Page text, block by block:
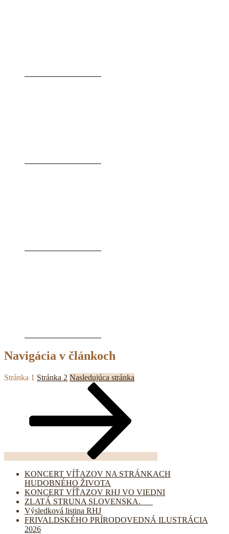
Navigácia v článkoch
Stránka 1 Stránka 2 Nasledujúca stránka
KONCERT VÍŤAZOV NA STRÁNKACH
HUDOBNÉHO ŽIVOTA
KONCERT VÍŤAZOV RHJ VO VIEDNI
ZLATÁ STRUNA SLOVENSKA.
Výsledková listina RHJ
FRIVALDSKÉHO PRÍRODOVEDNÁ ILUSTRÁCIA
2026